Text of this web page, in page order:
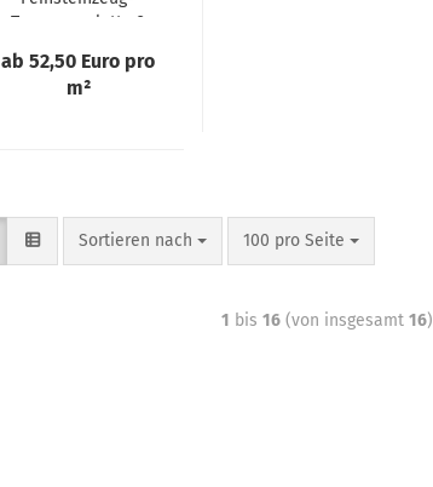
Terrassenplatte 2
ab 52,50 Euro pro
m²
Sortieren nach 100 pro Seite
1 bis16 (von insgesamt16)